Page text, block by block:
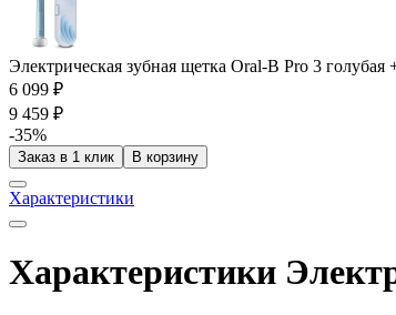
Электрическая зубная щетка Oral-B Pro 3
6 099 ₽
9 459 ₽
-35%
Заказ в 1 клик В корзину
Характеристики
Характеристики